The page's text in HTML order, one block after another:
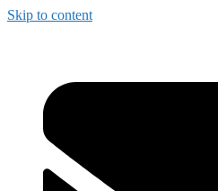
Skip to content